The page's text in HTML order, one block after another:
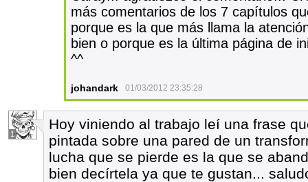
más comentarios de los 7 capítulos
porque es la que más llama la
bien o porque es la última página de
^^
johandark 01/03/2012 23:35:28
1
Hoy viniendo al trabajo leí una frase
pintada sobre una pared de un
lucha que se pierde es la que se
bien decírtela ya que te gustan...